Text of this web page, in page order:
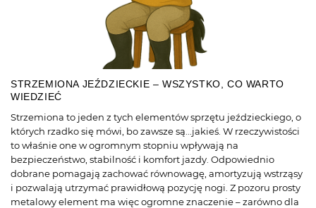
STRZEMIONA JEŹDZIECKIE – WSZYSTKO, CO WARTO
WIEDZIEĆ
Strzemiona to jeden z tych elementów sprzętu jeździeckiego, o
których rzadko się mówi, bo zawsze są...jakieś. W rzeczywistości
to właśnie one w ogromnym stopniu wpływają na
bezpieczeństwo, stabilność i komfort jazdy. Odpowiednio
dobrane pomagają zachować równowagę, amortyzują wstrząsy
i pozwalają utrzymać prawidłową pozycję nogi. Z pozoru prosty
metalowy element ma więc ogromne znaczenie – zarówno dla